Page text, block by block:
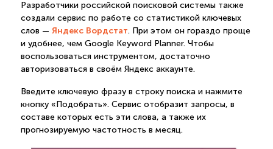
Разработчики российской поисковой системы также
создали сервис по работе со статистикой ключевых
слов — Яндекс Вордстат. При этом он гораздо проще
и удобнее, чем Google Keyword Planner. Чтобы
воспользоваться инструментом, достаточно
авторизоваться в своём Яндекс аккаунте.
Введите ключевую фразу в строку поиска и нажмите
кнопку «Подобрать». Сервис отобразит запросы, в
составе которых есть эти слова, а также их
прогнозируемую частотность в месяц.